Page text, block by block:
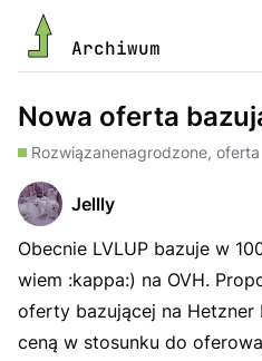
Archiwum
Nowa oferta
Rozwiązanenagrodzone, oferta
Jellly
Obecnie LVLUP bazuje w
wiem :kappa:) na OVH.
oferty bazującej na Hetzner
ceną w stosunku do